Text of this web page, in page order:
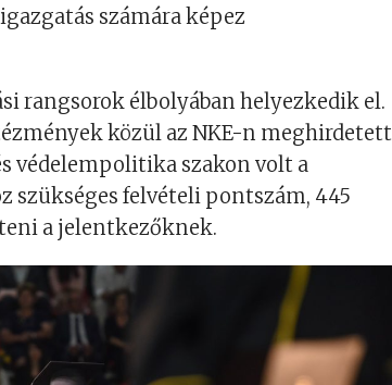
számára képez
rangsorok élbolyában helyezkedik el.
közül az NKE-n meghirdetett
védelempolitika szakon volt a
szükséges felvételi pontszám, 445
a jelentkezőknek.